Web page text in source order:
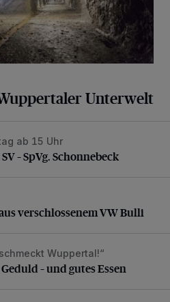
Unterwelt
– SpVg. Schonnebeck
ab 15 Uhr
– SpVg. Schonnebeck
verschlossenem VW Bulli
verschlossenem VW Bulli
– und gutes Essen
Wuppertal!“
– und gutes Essen